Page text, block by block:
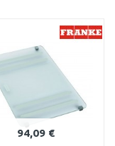
Vergleichen
94,09 €